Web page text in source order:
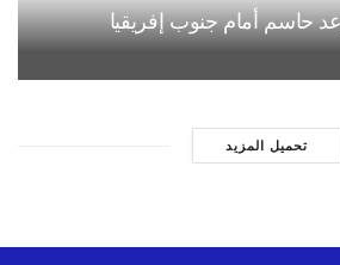
حاسم أمام جنوب إفريقيا
تحميل المزيد